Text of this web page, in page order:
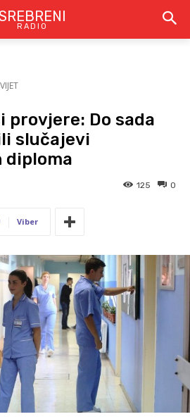
RADIO
provjere: Do sada
slučajevi
0
125
Viber